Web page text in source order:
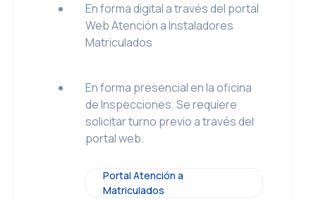
En forma digital a través del portal
Web Atención a Instaladores
Matriculados
En forma presencial en la oficina
de Inspecciones. Se requiere
solicitar turno previo a través del
portal web.
Portal Atención a
Matriculados